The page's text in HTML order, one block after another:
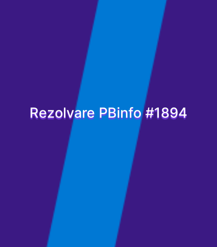
Rezolvare PBinfo #1894